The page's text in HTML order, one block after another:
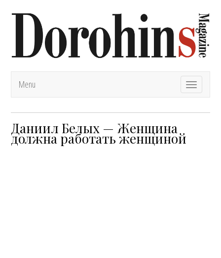
T
o
Menu
Даниил Белых — Женщина
должна работать женщиной